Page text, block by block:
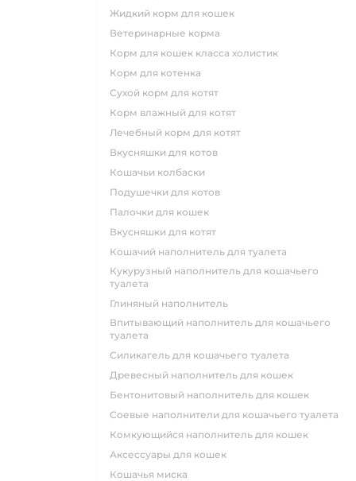
жидкий корм для кошек
ветеринарные корма
корм для кошек класса холистик
корм для котенка
сухой корм для котят
корм влажный для котят
лечебный корм для котят
вкусняшки для котов
кошачьи колбаски
подушечки для котов
палочки для кошек
вкусняшки для котят
кошачий наполнитель для туалета
кукурузный наполнитель для кошачьего
туалета
глиняный наполнитель
впитывающий наполнитель для кошачьего
туалета
силикагель для кошачьего туалета
древесный наполнитель для кошек
бентонитовый наполнитель для кошек
соевые наполнители для кошачьего туалета
комкующийся наполнитель для кошек
аксессуары для кошек
кошачья миска